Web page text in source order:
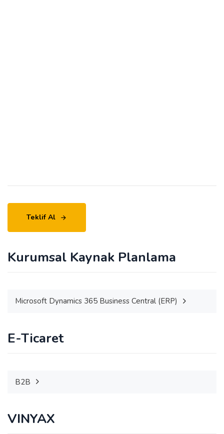
Kurumsal Kaynak Planlama
Microsoft Dynamics 365 Business Central (ERP)
E-Ticaret
B2B
VINYAX
Teklif Al